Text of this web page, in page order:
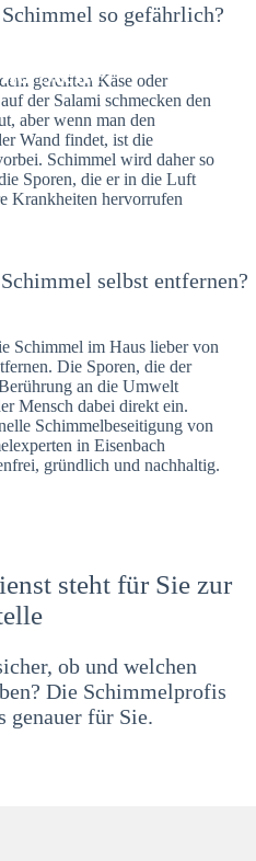
Eisenbach –
Stelle
so gefährlich?
gereiften Käse oder
der Salami schmecken den
aber wenn man den
Wand findet, ist die
Schimmel wird daher so
Sporen, die er in die Luft
Krankheiten hervorrufen
selbst entfernen?
Schimmel im Haus lieber von
Die Sporen, die der
an die Umwelt
Mensch dabei direkt ein.
Schimmelbeseitigung von
in Eisenbach
gründlich und nachhaltig.
steht für Sie zur
ob und welchen
Die Schimmelprofis
genauer für Sie.